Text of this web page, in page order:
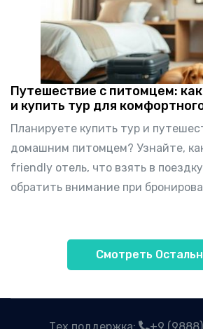
Путешествие с питомцем:
и купить тур для
Планируете купить тур и
домашним питомцем? Узнайте,
friendly отель, что взять в
обратить внимание при
Смотреть